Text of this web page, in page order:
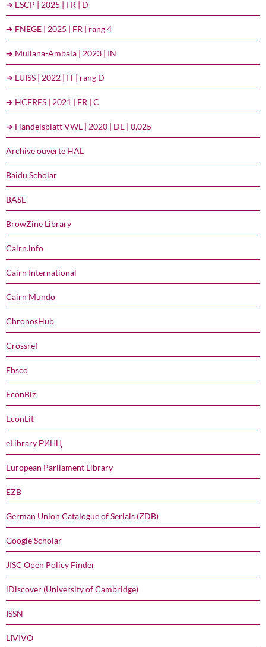
➔ ESCP | 2025 | FR | D
➔ FNEGE | 2025 | FR | rang 4
➔ Mullana-Ambala | 2023 | IN
➔ LUISS | 2022 | IT | rang D
➔ HCERES | 2021 | FR | C
➔ Handelsblatt VWL | 2020 | DE | 0,025
Archive ouverte HAL
Baidu Scholar
BASE
BrowZine Library
Cairn.info
Cairn International
Cairn Mundo
ChronosHub
Crossref
Ebsco
EconBiz
EconLit
eLibrary РИНЦ
European Parliament Library
EZB
German Union Catalogue of Serials (ZDB)
Google Scholar
JISC Open Policy Finder
iDiscover (University of Cambridge)
ISSN
LIVIVO